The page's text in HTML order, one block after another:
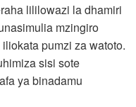
lililowazi la dhamiri
mzingiro
pumzi za watoto.
sisi sote
ya binadamu